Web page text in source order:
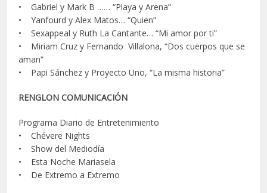
• Gabriel y Mark B …… “Playa y Arena”
• Yanfourd y Alex Matos… “Quien”
• Sexappeal y Ruth La Cantante… “Mi amor por ti”
• Miriam Cruz y Fernando Villalona, “Dos cuerpos que se
aman”
• Papi Sánchez y Proyecto Uno, “La misma historia”
RENGLON COMUNICACIÓN
Programa Diario de Entretenimiento
• Chévere Nights
• Show del Mediodía
• Esta Noche Mariasela
• De Extremo a Extremo